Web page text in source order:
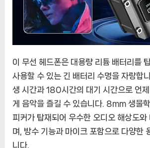
이 무선 헤드폰은 대용량 리튬 배터리를
사용할 수 있는 긴 배터리 수명을 자랑합
생 시간과 180시간의 대기 시간으로 언
게 음악을 즐길 수 있습니다. 8mm 생물
피커가 탑재되어 우수한 오디오 해상도와
며, 방수 기능과 마이크 포함으로 다양한
니다.